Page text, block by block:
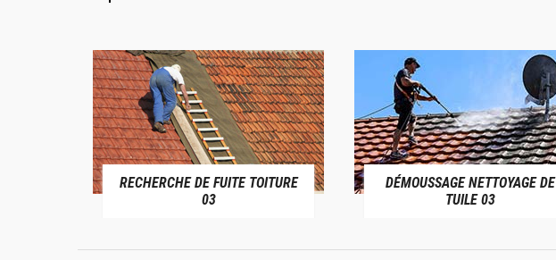
RECHERCHE DE FUITE TOITURE
03
DÉMOUSSAGE NETTOYAGE DE
TUILE 03